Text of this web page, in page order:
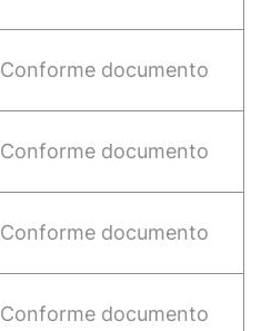
Conforme documento
Conforme documento
Conforme documento
Conforme documento